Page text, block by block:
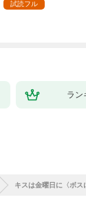
試読フル
ラン
キスは金曜日に〈ボス